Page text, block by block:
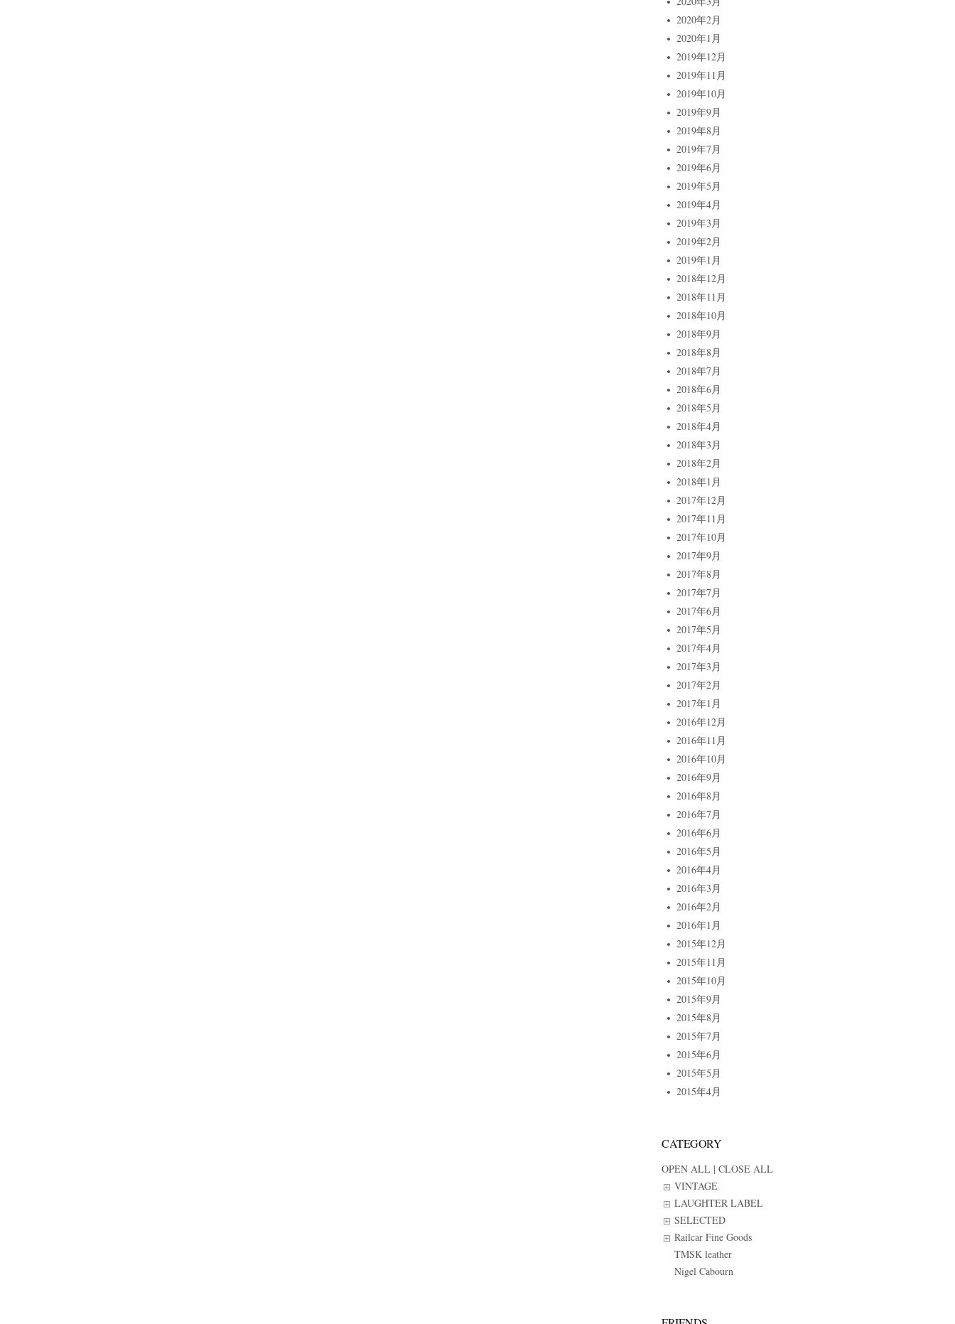
2020年2月
2020年1月
2019年12月
2019年11月
2019年10月
2019年9月
2019年8月
2019年7月
2019年6月
2019年5月
2019年4月
2019年3月
2019年2月
2019年1月
2018年12月
2018年11月
2018年10月
2018年9月
2018年8月
2018年7月
2018年6月
2018年5月
2018年4月
2018年3月
2018年2月
2018年1月
2017年12月
2017年11月
2017年10月
2017年9月
2017年8月
2017年7月
2017年6月
2017年5月
2017年4月
2017年3月
2017年2月
2017年1月
2016年12月
2016年11月
2016年10月
2016年9月
2016年8月
2016年7月
2016年6月
2016年5月
2016年4月
2016年3月
2016年2月
2016年1月
2015年12月
2015年11月
2015年10月
2015年9月
2015年8月
2015年7月
2015年6月
2015年5月
2015年4月
CATEGORY
OPEN ALL | CLOSE ALL
VINTAGE
LAUGHTER LABEL
SELECTED
Railcar Fine Goods
TMSK leather
Nigel Cabourn